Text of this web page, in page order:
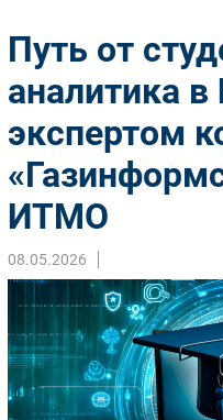
Импорто­замещение
Автоматизация
Интернет
Мобильная связь
Фиксированная связь
Интеграция
Рынок ПК
Маркетинг
Торговые сети
Оборудование
ПО
Outsourcing
Путь от
аналитика
экспертом
ИТМО
08.05.2026